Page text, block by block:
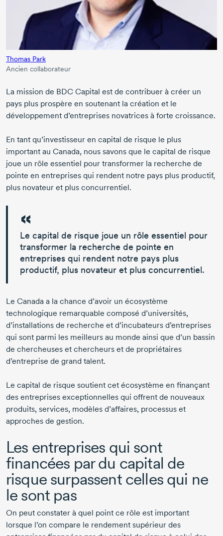
Thomas Park
Ancien collaborateur
La mission de BDC Capital est de contribuer à créer un
pays plus prospère en soutenant la création et le
développement d’entreprises novatrices à forte croissance.
En tant qu’investisseur en capital de risque le plus
important au Canada, nous savons que le capital de risque
joue un rôle essentiel pour transformer la recherche de
pointe en entreprises qui rendent notre pays plus productif,
plus novateur et plus concurrentiel.
Le capital de risque joue un rôle essentiel pour
transformer la recherche de pointe en
entreprises qui rendent notre pays plus
productif, plus novateur et plus concurrentiel.
Le Canada a la chance d’avoir un écosystème
technologique remarquable composé d’universités,
d’installations de recherche et d’incubateurs d’entreprises
qui sont parmi les meilleurs au monde ainsi que d’un bassin
de chercheuses et chercheurs et de propriétaires
d’entreprise de grand talent.
Le capital de risque soutient cet écosystème en finançant
des entreprises exceptionnelles qui offrent de nouveaux
produits, services, modèles d’affaires, processus et
approches de gestion.
Les entreprises qui sont
financées par du capital de
risque surpassent celles qui ne
le sont pas
On peut constater à quel point ce rôle est important
lorsque l’on compare le rendement supérieur des